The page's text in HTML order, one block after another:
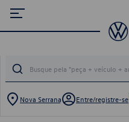
Nova Serrana Entre/registre-se